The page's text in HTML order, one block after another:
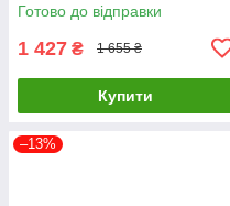
Готово до відправки
1 427 ₴ 1 655 ₴
Купити
–13%